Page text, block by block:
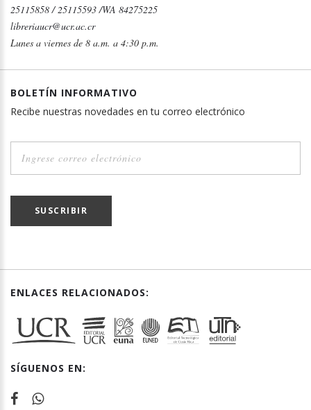
25115858 / 25115593 /WA 84275225
libreriaucr@ucr.ac.cr
Lunes a viernes de 8 a.m. a 4:30 p.m.
BOLETÍN INFORMATIVO
Recibe nuestras novedades en tu correo electrónico
SUSCRIBIR
ENLACES RELACIONADOS:
SÍGUENOS EN: